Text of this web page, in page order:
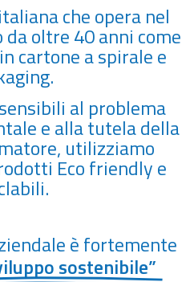
che opera nel
oltre 40 anni come
cartone a spirale e
al problema
e alla tutela della
utilizziamo
Eco friendly e
è fortemente
sostenibile”